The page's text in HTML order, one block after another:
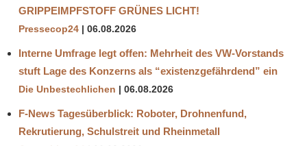
GRIPPEIMPFSTOFF GRÜNES LICHT!
Pressecop24 06.08.2026
Interne Umfrage legt offen: Mehrheit des VW-Vorstands
stuft Lage des Konzerns als “existenzgefährdend” ein
Die Unbestechlichen 06.08.2026
F-News Tagesüberblick: Roboter, Drohnenfund,
Rekrutierung, Schulstreit und Rheinmetall